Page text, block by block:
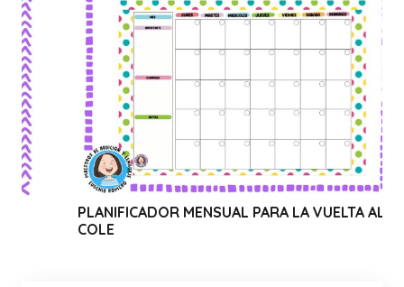
MENSUAL PARA LA VUELTA AL
WEBINAR